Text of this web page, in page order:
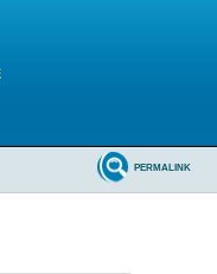
PERMALINK